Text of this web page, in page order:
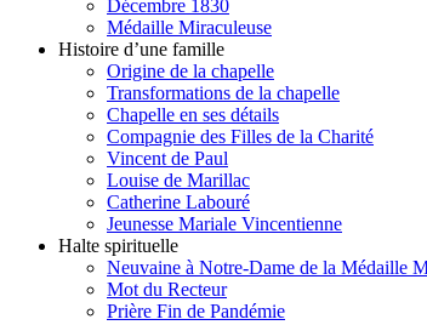
Décembre 1830
Médaille Miraculeuse
Histoire d’une famille
Origine de la chapelle
Transformations de la chapelle
Chapelle en ses détails
Compagnie des Filles de la Charité
Vincent de Paul
Louise de Marillac
Catherine Labouré
Jeunesse Mariale Vincentienne
Halte spirituelle
Neuvaine à Notre-Dame de la Médaille
Mot du Recteur
Prière Fin de Pandémie